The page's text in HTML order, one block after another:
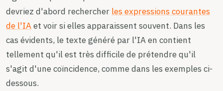
devriez d'abord rechercher les expressions courantes
de l'IAet voir si elles apparaissent souvent. Dans les
cas évidents, le texte généré par l'IA en contient
tellement qu'il est très difficile de prétendre qu'il
s'agit d'une coïncidence, comme dans les exemples ci-
dessous.